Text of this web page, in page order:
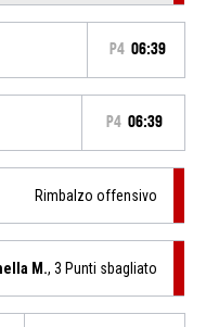
P4 06:39
P4 06:39
Rimbalzo offensivo
M., 3 Punti sbagliato